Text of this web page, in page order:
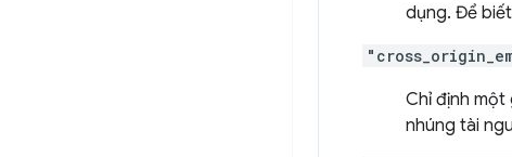
dụng. Để
Chỉ định một
nhúng tài